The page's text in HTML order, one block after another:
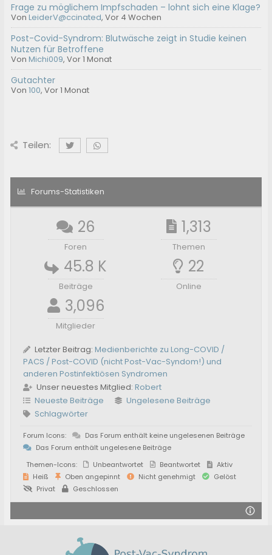
Frage zu möglichem Impfschaden – lohnt sich eine Klage?
VonLeiderV@ccinated,Vor 4 Wochen
Post-Covid-Syndrom: Blutwäsche zeigt in Studie keinen
Nutzen für Betroffene
VonMichi009,Vor 1 Monat
Gutachter
Von100,Vor 1 Monat
Teilen:
Forums-Statistiken
26
Foren
1,313
Themen
45.8 K
Beiträge
22
Online
3,096
Mitglieder
Letzter Beitrag: Medienberichte zu Long-COVID /
PACS / Post-COVID (nicht Post-Vac-Syndom!) und
anderen Postinfektiösen Syndromen
Unser neuestes Mitglied: Robert
Neueste Beiträge
Ungelesene Beiträge
Schlagwörter
Forum Icons:
Das Forum enthält keine ungelesenen Beiträge
Das Forum enthält ungelesene Beiträge
Themen-Icons:
Unbeantwortet Beantwortet
Aktiv
Heiß
Oben angepinnt Nicht genehmigt
Gelöst
Privat
Geschlossen